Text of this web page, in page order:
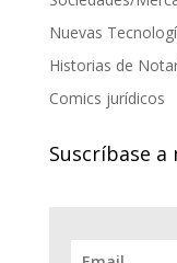
Nuevas
Historias de
Comics jurídicos
Suscríbase